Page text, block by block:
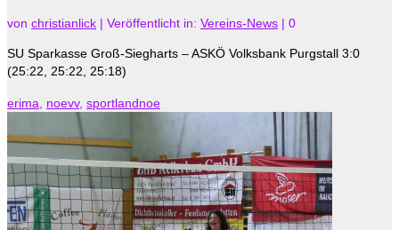
von christianlick | Veröffentlicht in: Vereins-News | 0
SU Sparkasse Groß-Siegharts – ASKÖ Volksbank Purgstall 3:0
(25:22, 25:22, 25:18)
erima noevv, sportlandnoe